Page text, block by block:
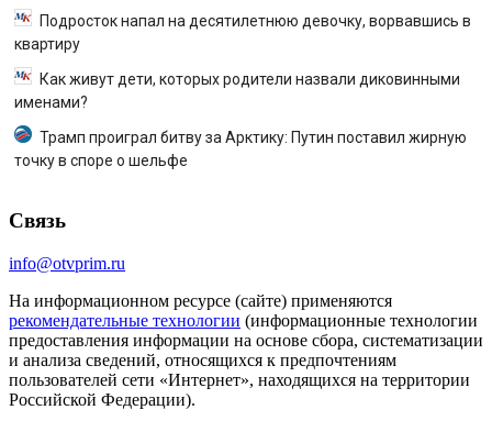
Подросток напал на десятилетнюю девочку, ворвавшись в
квартиру
Как живут дети, которых родители назвали диковинными
именами?
Трамп проиграл битву за Арктику: Путин поставил жирную
точку в споре о шельфе
Связь
info@otvprim.ru
На информационном ресурсе (сайте) применяются
рекомендательные технологии (информационные технологии
предоставления информации на основе сбора, систематизации
и анализа сведений, относящихся к предпочтениям
пользователей сети «Интернет», находящихся на территории
Российской Федерации).